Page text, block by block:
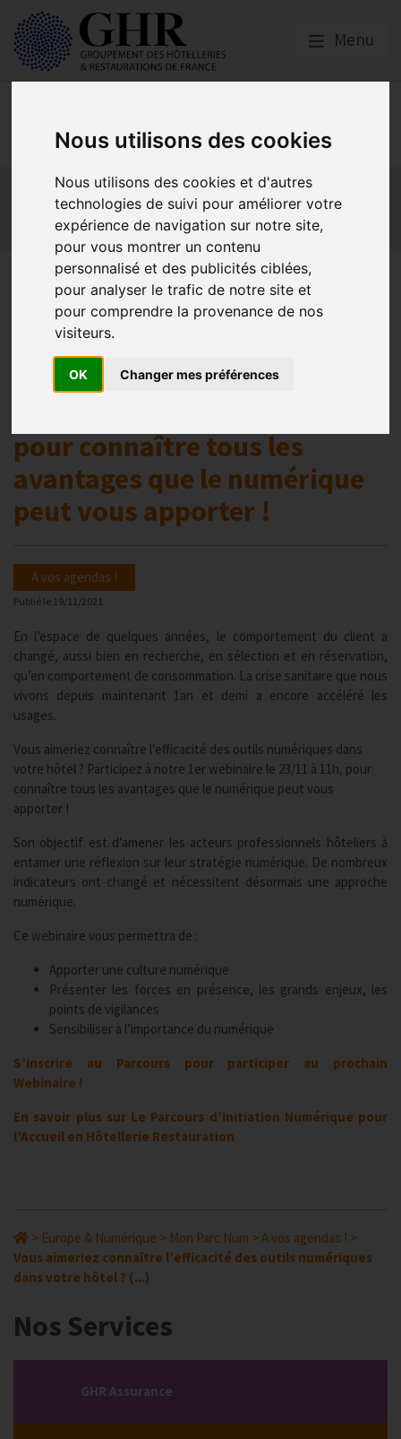
Nous utilisons des cookies
Nous utilisons des cookies et d'autres
technologies de suivi pour améliorer votre
expérience de navigation sur notre site,
pour vous montrer un contenu
personnalisé et des publicités ciblées,
pour analyser le trafic de notre site et
pour comprendre la provenance de nos
visiteurs.
OK Changer mes préférences
Menu
Europe & Numérique
Actualités
Plateformes en ligne
Economie collaborative
Innovation et digitalisation
Mon Parc Num
Informatique Europe
Vous aimeriez connaître
l’efficacité des outils
numériques dans votre
hôtel ? Participez à notre 1er
pour connaître tous les
avantages que le numérique
peut vous apporter !
A vos agendas !
Publié le 19/11/2021
En l’espace de quelques années, le comportement du client a
changé, aussi bien en recherche, en sélection et en réservation,
qu’en comportement de consommation. La crise sanitaire que nous
vivons depuis maintenant 1an et demi a encore accéléré les
usages.
Vous aimeriez connaître l’efficacité des outils numériques dans
votre hôtel ? Participez à notre 1er webinaire le 23/11 à 11h, pour
connaître tous les avantages que le numérique peut vous
apporter !
Son objectif est d’amener les acteurs professionnels hôteliers à
entamer une réflexion sur leur stratégie numérique. De nombreux
indicateurs ont changé et nécessitent désormais une approche
numérique.
Ce webinaire vous permettra de :
Apporter une culture numérique
Présenter les forces en présence, les grands enjeux, les
points de vigilances
Sensibiliser à l’importance du numérique
S’inscrire au Parcours pour participer au prochain
Webinaire !
En savoir plus sur Le Parcours d’Initiation Numérique pour
l’Accueil en Hôtellerie Restauration
> Europe & Numérique > Mon Parc Num >A vos agendas ! >
Vous aimeriez connaître l’efficacité des outils numériques
dans votre hôtel ? (...)
Nos Services
GHR Assurance